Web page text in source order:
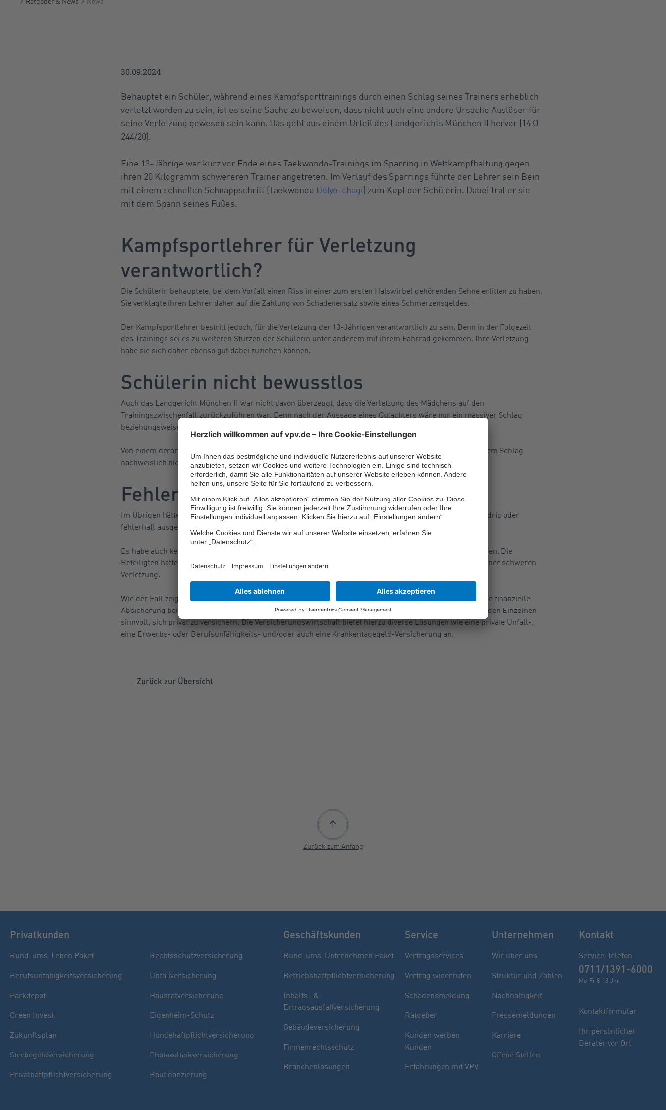
Finden Sie Ihren Berater
Sie haben noch Fragen oder möchten sich
indivuell beraten lassen.
30.09.2024
Behauptet ein Schüler, während eines Kampfsporttrainings durch einen Schlag seines Trainers erheblich
verletzt worden zu sein, ist es seine Sache zu beweisen, dass nicht auch eine andere Ursache Auslöser für
seine Verletzung gewesen sein kann. Das geht aus einem Urteil des Landgerichts München II hervor (14 O
244/20).
Eine 13-Jährige war kurz vor Ende eines Taekwondo-Trainings im Sparring in Wettkampfhaltung gegen
ihren 20 Kilogramm schwereren Trainer angetreten. Im Verlauf des Sparrings führte der Lehrer sein Bein
mit einem schnellen Schnappschritt (Taekwondo Dolyo-chagi) zum Kopf der Schülerin. Dabei traf er sie
mit dem Spann seines Fußes.
Kampfsportlehrer für Verletzung
verantwortlich?
Die Schülerin behauptete, bei dem Vorfall einen Riss in einer zum ersten Halswirbel gehörenden Sehne erlitten zu haben.
Sie verklagte ihren Lehrer daher auf die Zahlung von Schadenersatz sowie eines Schmerzensgeldes.
Der Kampfsportlehrer bestritt jedoch, für die Verletzung der 13-Jährigen verantwortlich zu sein. Denn in der Folgezeit
des Trainings sei es zu weiteren Stürzen der Schülerin unter anderem mit ihrem Fahrrad gekommen. Ihre Verletzung
habe sie sich daher ebenso gut dabei zuziehen können.
Schülerin nicht bewusstlos
Auch das Landgericht München II war nicht davon überzeugt, dass die Verletzung des Mädchens auf den
Trainingszwischenfall zurückzuführen war. Denn nach der Aussage eines Gutachters wäre nur ein massiver Schlag
beziehungsweise Tritt dazu geeignet gewesen, die Verletzung herbeizuführen.
Von einem derartigen Geschehen könne jedoch nicht ausgegangen werden. Denn die Schülerin sei nach dem Schlag
nachweislich nicht bewusstlos gewesen.
Fehlender Beweis
Im Übrigen hätte den Trainer nur dann eine Haftungsverpflichtung getroffen, wenn er den Schlag regelwidrig oder
fehlerhaft ausgeführt hätte. Das habe die beweispflichtige Klägerin aber nicht nachweisen können.
Es habe auch keine Anzeichen dafür gegeben, dass der Schlag nicht hätte von ihr abgewehrt werden können. Die
Beteiligten hätten außerdem Schutzkleidung getragen. Auch das spreche gegen die Wahrscheinlichkeit einer schweren
Verletzung.
Wie der Fall zeigt, haftet nicht immer ein anderer für einen erlittenen Unfallschaden. Damit zumindest eine finanzielle
Absicherung bei möglichen Unfallfolgen wie eine dauerhafte Gesundheitsschädigung besteht, ist es für jeden Einzelnen
sinnvoll, sich privat zu versichern. Die Versicherungswirtschaft bietet hierzu diverse Lösungen wie eine private Unfall-,
eine Erwerbs- oder Berufsunfähigkeits- und/oder auch eine Krankentagegeld-Versicherung an.
Zurück zur Übersicht
Zurück zum Anfang
Privatkunden
Rund-ums-Leben Paket
Berufsunfähigkeitsversicherung
Parkdepot
Green Invest
Zukunftsplan
Sterbegeldversicherung
Privathaftpflichtversicherung
Rechtsschutzversicherung
Unfallversicherung
Hausratversicherung
Eigenheim-Schutz
Hundehaftpflichtversicherung
Photovoltaikversicherung
Baufinanzierung
Geschäftskunden
Rund-ums-Unternehmen Paket
Betriebshaftpflichtversicherung
Inhalts- &
Ertragsausfallversicherung
Gebäudeversicherung
Firmenrechtsschutz
Branchenlösungen
Service
Vertragsservices
Vertrag widerrufen
Schadensmeldung
Ratgeber
Kunden werben
Kunden
Erfahrungen mit VPV
Unternehmen
Wir über uns
Struktur und Zahlen
Nachhaltigkeit
Pressemeldungen
Karriere
Offene Stellen
Kontakt
Service-Telefon
0711/1391-6000
Mo-Fr 8-18 Uhr
Kontaktformular
Ihr persönlicher
Berater vor Ort